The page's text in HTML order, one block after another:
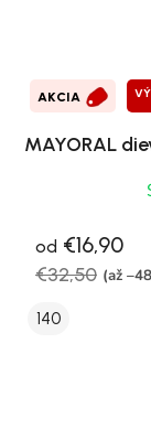
AKCIA
MAYORAL
od €16,90
€32,50 (až
140